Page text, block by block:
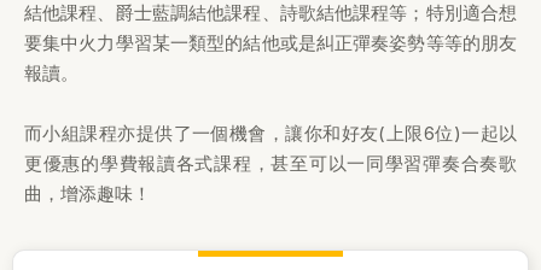
結他課程、爵士藍調結他課程、詩歌結他課程等；特別適合想
要集中火力學習某一類型的結他或是糾正彈奏姿勢等等的朋友
報讀。
而小組課程亦提供了一個機會，讓你和好友(上限6位)一起以
更優惠的學費報讀各式課程，甚至可以一同學習彈奏合奏歌
曲，增添趣味！